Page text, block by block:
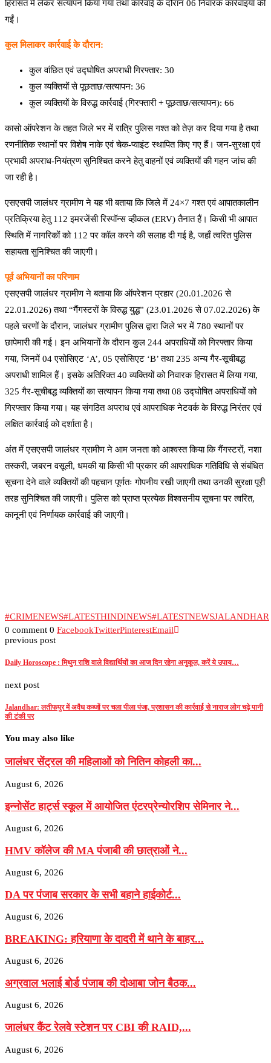
हिरासत में लेकर सत्यापन किया गया तथा कार्रवाई के दौरान 06 निवारक कार्रवाइयाँ की
गईं।
कुल मिलाकर कार्रवाई के दौरान:
कुल वांछित एवं उद्घोषित अपराधी गिरफ्तार: 30
कुल व्यक्तियों से पूछताछ/सत्यापन: 36
कुल व्यक्तियों के विरुद्ध कार्रवाई (गिरफ्तारी + पूछताछ/सत्यापन): 66
कासो ऑपरेशन के तहत जिले भर में रात्रि पुलिस गश्त को तेज़ कर दिया गया है तथा
रणनीतिक स्थानों पर विशेष नाके एवं चेक-प्वाइंट स्थापित किए गए हैं। जन-सुरक्षा एवं
प्रभावी अपराध-नियंत्रण सुनिश्चित करने हेतु वाहनों एवं व्यक्तियों की गहन जांच की
जा रही है।
एसएसपी जालंधर ग्रामीण ने यह भी बताया कि जिले में 24×7 गश्त एवं आपातकालीन
प्रतिक्रिया हेतु 112 इमरजेंसी रिस्पॉन्स व्हीकल (ERV) तैनात हैं। किसी भी आपात
स्थिति में नागरिकों को 112 पर कॉल करने की सलाह दी गई है, जहाँ त्वरित पुलिस
सहायता सुनिश्चित की जाएगी।
पूर्व अभियानों का परिणाम
एसएसपी जालंधर ग्रामीण ने बताया कि ऑपरेशन प्रहार (20.01.2026 से
22.01.2026) तथा “गैंगस्टरों के विरुद्ध युद्ध” (23.01.2026 से 07.02.2026) के
पहले चरणों के दौरान, जालंधर ग्रामीण पुलिस द्वारा जिले भर में 780 स्थानों पर
छापेमारी की गई। इन अभियानों के दौरान कुल 244 अपराधियों को गिरफ्तार किया
गया, जिनमें 04 एसोसिएट ‘A’, 05 एसोसिएट ‘B’ तथा 235 अन्य गैर-सूचीबद्ध
अपराधी शामिल हैं। इसके अतिरिक्त 40 व्यक्तियों को निवारक हिरासत में लिया गया,
325 गैर-सूचीबद्ध व्यक्तियों का सत्यापन किया गया तथा 08 उद्घोषित अपराधियों को
गिरफ्तार किया गया। यह संगठित अपराध एवं आपराधिक नेटवर्क के विरुद्ध निरंतर एवं
लक्षित कार्रवाई को दर्शाता है।
अंत में एसएसपी जालंधर ग्रामीण ने आम जनता को आश्वस्त किया कि गैंगस्टरों, नशा
तस्करी, जबरन वसूली, धमकी या किसी भी प्रकार की आपराधिक गतिविधि से संबंधित
सूचना देने वाले व्यक्तियों की पहचान पूर्णतः गोपनीय रखी जाएगी तथा उनकी सुरक्षा पूरी
तरह सुनिश्चित की जाएगी। पुलिस को प्राप्त प्रत्येक विश्वसनीय सूचना पर त्वरित,
कानूनी एवं निर्णायक कार्रवाई की जाएगी।
#CRIMENEWS#LATESTHINDINEWS#LATESTNEWSJALANDHAR
0 comment 0 FacebookTwitterPinterestEmail
previous post
Daily Horoscope : मिथुन राशि वाले विद्यार्थियों का आज दिन रहेगा अनुकूल, करें ये उपाय…
next post
Jalandhar: लतीफपुर में अवैध कब्जों पर चला पीला पंजा, प्रशासन की कार्रवाई से नाराज लोग चढ़े पानी
की टंकी पर
You may also like
जालंधर सेंट्रल की महिलाओं को नितिन कोहली का...
August 6, 2026
इन्नोसेंट हार्ट्स स्कूल में आयोजित एंटरप्रेन्योरशिप सेमिनार ने...
August 6, 2026
HMV कॉलेज की MA पंजाबी की छात्राओं ने...
August 6, 2026
DA पर पंजाब सरकार के सभी बहाने हाईकोर्ट...
August 6, 2026
BREAKING: हरियाणा के दादरी में थाने के बाहर...
August 6, 2026
अग्रवाल भलाई बोर्ड पंजाब की दोआबा जोन बैठक...
August 6, 2026
जालंधर कैंट रेलवे स्टेशन पर CBI की RAID,...
August 6, 2026